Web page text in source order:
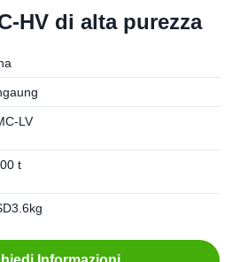
HV di alta purezza
LV
t